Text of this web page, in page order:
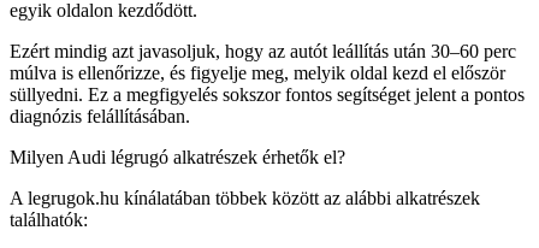
egyik oldalon kezdődött.
Ezért mindig azt javasoljuk, hogy az autót leállítás után 30–60 perc
múlva is ellenőrizze, és figyelje meg, melyik oldal kezd el először
süllyedni. Ez a megfigyelés sokszor fontos segítséget jelent a pontos
diagnózis felállításában.
Milyen Audi légrugó alkatrészek érhetők el?
A legrugok.hu kínálatában többek között az alábbi alkatrészek
találhatók: